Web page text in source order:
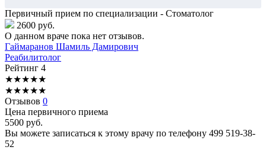
Первичный прием по специализации - Стоматолог
2600 руб.
О данном враче пока нет отзывов.
Гаймаранов Шамиль Дамирович
Реабилитолог
Рейтинг 4
★★★★★
★★★★★
Отзывов 0
Цена первичного приема
5500 руб.
Вы можете записаться к этому врачу по телефону 499 519-38-
52